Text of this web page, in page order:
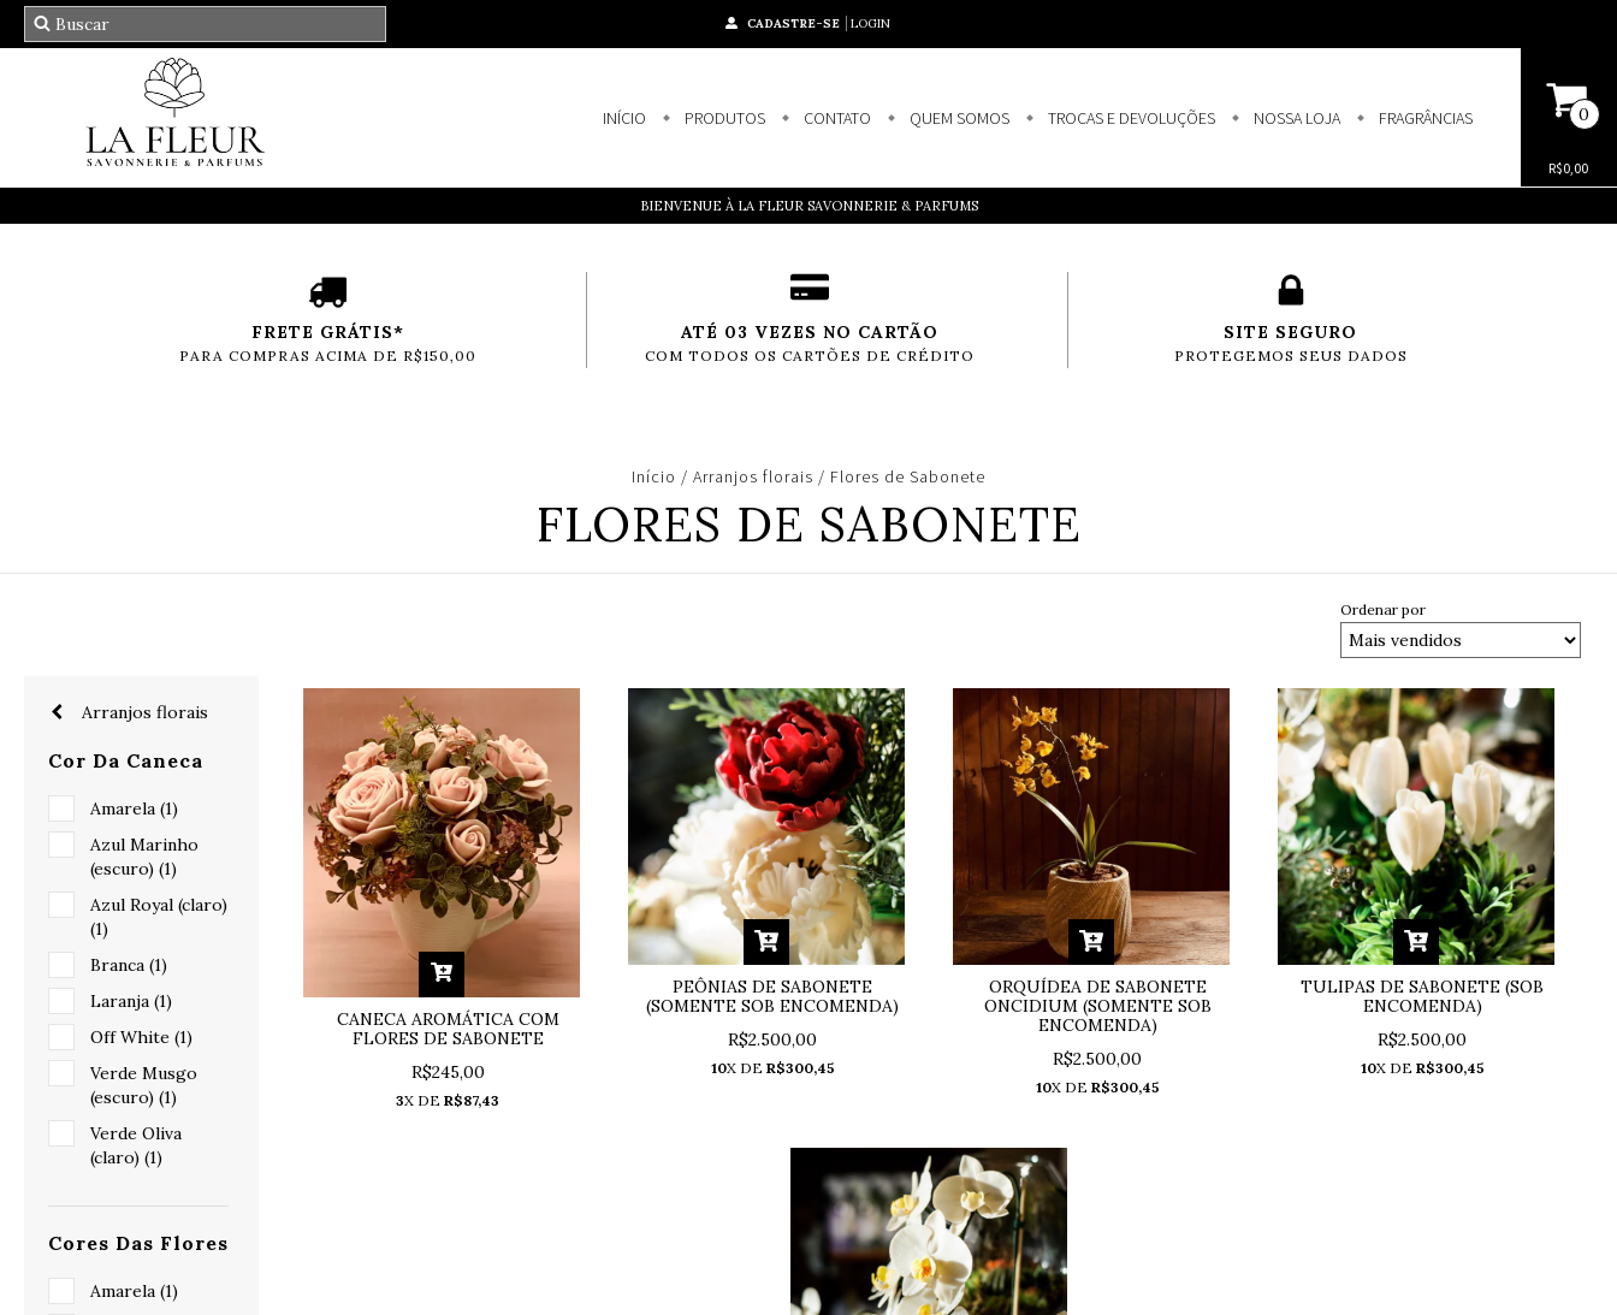
CADASTRE-SE LOGIN
INÍCIO PRODUTOS CONTATO QUEM SOMOS TROCAS E DEVOLUÇÕES NOSSA LOJA FRAGRÂNCIAS 0
R$0,00
BIENVENUE À LA FLEUR SAVONNERIE & PARFUMS
FRETE GRÁTIS*
PARA COMPRAS ACIMA DE R$150,00
ATÉ 03 VEZES NO CARTÃO
COM TODOS OS CARTÕES DE CRÉDITO
SITE SEGURO
PROTEGEMOS SEUS DADOS
Início / Arranjos florais / Flores de Sabonete
FLORES DE SABONETE
Ordenar por
Arranjos florais
Cor Da Caneca
Amarela (1)
Azul Marinho
(escuro) (1)
Azul Royal (claro)
(1)
Branca (1)
Laranja (1)
Off White (1)
Verde Musgo
(escuro) (1)
Verde Oliva
(claro) (1)
Cores Das Flores
Amarela (1)
CANECA AROMÁTICA COM
FLORES DE SABONETE
R$245,00
3X DER$87,43
PEÔNIAS DE SABONETE
(SOMENTE SOB ENCOMENDA)
R$2.500,00
10X DE R$300,45
ORQUÍDEA DE SABONETE
ONCIDIUM (SOMENTE SOB
ENCOMENDA)
R$2.500,00
10X DE R$300,45
TULIPAS DE SABONETE (SOB
ENCOMENDA)
R$2.500,00
10X DE R$300,45